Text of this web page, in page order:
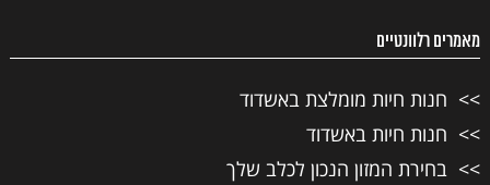
מאמרים רלוונטיים
חנות חיות מומלצת באשדוד
חנות חיות באשדוד
בחירת המזון הנכון לכלב שלך